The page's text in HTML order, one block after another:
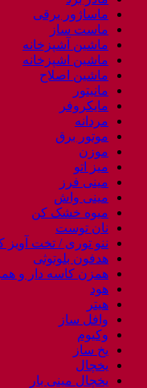
ماساژور برقی
ماست ساز
ماشین آشپزخانه
ماشین اشپزخانه
ماشین اصلاح
مانیتور
مایکروفر
مردانه
موتور برق
موزن
میز اتو
مینی فرز
مینی واش
میوه خشک کن
نان توست
ننو توری / تخت
هدفون بلوتوثی
همزن کاسه دار و
هود
هیتر
وافل ساز
وکیوم
یخ ساز
یخچال
یخچال مینی بار